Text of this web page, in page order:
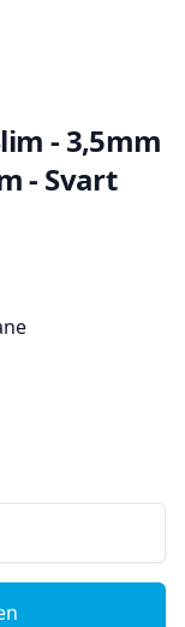
- 3,5mm
- Svart